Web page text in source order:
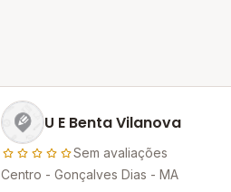
U E Benta Vilanova
Sem avaliações
Centro - Gonçalves Dias - MA